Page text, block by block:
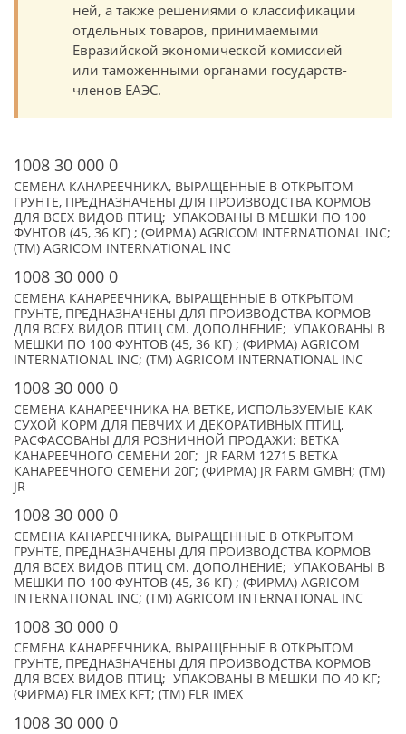
ней, а также решениями о классификации
отдельных товаров, принимаемыми
Евразийской экономической комиссией
или таможенными органами государств-
членов ЕАЭС.
1008 30 000 0
СЕМЕНА КАНАРЕЕЧНИКА, ВЫРАЩЕННЫЕ В ОТКРЫТОМ
ГРУНТЕ, ПРЕДНАЗНАЧЕНЫ ДЛЯ ПРОИЗВОДСТВА КОРМОВ
ДЛЯ ВСЕХ ВИДОВ ПТИЦ; УПАКОВАНЫ В МЕШКИ ПО 100
ФУНТОВ (45, 36 КГ) ; (ФИРМА) AGRICOM INTERNATIONAL INC;
(TM) AGRICOM INTERNATIONAL INC
1008 30 000 0
СЕМЕНА КАНАРЕЕЧНИКА, ВЫРАЩЕННЫЕ В ОТКРЫТОМ
ГРУНТЕ, ПРЕДНАЗНАЧЕНЫ ДЛЯ ПРОИЗВОДСТВА КОРМОВ
ДЛЯ ВСЕХ ВИДОВ ПТИЦ СМ. ДОПОЛНЕНИЕ; УПАКОВАНЫ В
МЕШКИ ПО 100 ФУНТОВ (45, 36 КГ) ; (ФИРМА) AGRICOM
INTERNATIONAL INC; (TM) AGRICOM INTERNATIONAL INC
1008 30 000 0
СЕМЕНА КАНАРЕЕЧНИКА НА ВЕТКЕ, ИСПОЛЬЗУЕМЫЕ КАК
СУХОЙ КОРМ ДЛЯ ПЕВЧИХ И ДЕКОРАТИВНЫХ ПТИЦ,
РАСФАСОВАНЫ ДЛЯ РОЗНИЧНОЙ ПРОДАЖИ: ВЕТКА
КАНАРЕЕЧНОГО СЕМЕНИ 20Г; JR FARM 12715 ВЕТКА
КАНАРЕЕЧНОГО СЕМЕНИ 20Г; (ФИРМА) JR FARM GMBH; (TM)
JR
1008 30 000 0
СЕМЕНА КАНАРЕЕЧНИКА, ВЫРАЩЕННЫЕ В ОТКРЫТОМ
ГРУНТЕ, ПРЕДНАЗНАЧЕНЫ ДЛЯ ПРОИЗВОДСТВА КОРМОВ
ДЛЯ ВСЕХ ВИДОВ ПТИЦ СМ. ДОПОЛНЕНИЕ; УПАКОВАНЫ В
МЕШКИ ПО 100 ФУНТОВ (45, 36 КГ) ; (ФИРМА) AGRICOM
INTERNATIONAL INC; (TM) AGRICOM INTERNATIONAL INC
1008 30 000 0
СЕМЕНА КАНАРЕЕЧНИКА, ВЫРАЩЕННЫЕ В ОТКРЫТОМ
ГРУНТЕ, ПРЕДНАЗНАЧЕНЫ ДЛЯ ПРОИЗВОДСТВА КОРМОВ
ДЛЯ ВСЕХ ВИДОВ ПТИЦ; УПАКОВАНЫ В МЕШКИ ПО 40 КГ;
(ФИРМА) FLR IMEX KFT; (TM) FLR IMEX
1008 30 000 0